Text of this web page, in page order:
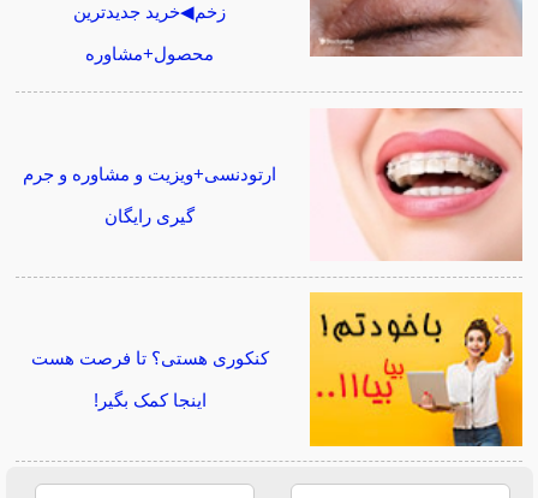
زخم◀خرید جدیدترین
محصول+مشاوره
ارتودنسی+ویزیت و مشاوره و جرم
گیری رایگان
کنکوری هستی؟ تا فرصت هست
اینجا کمک بگیر!